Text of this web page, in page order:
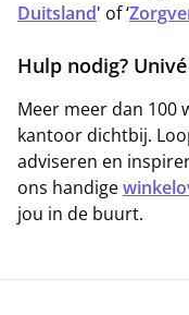
Duitsland' of ‘
Hulp nodig?
Meer meer dan 100
kantoor dichtbij.
adviseren en
ons handige
jou in de buurt.